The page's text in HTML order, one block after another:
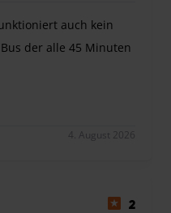
auch kein
der alle 45 Minuten
4. August 2026
2